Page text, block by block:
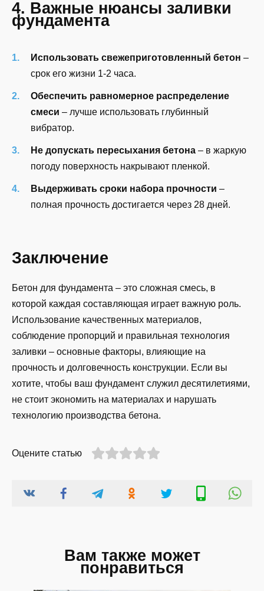
4. Важные нюансы заливки
фундамента
Использовать свежеприготовленный бетон –
срок его жизни 1-2 часа.
Обеспечить равномерное распределение
смеси – лучше использовать глубинный
вибратор.
Не допускать пересыхания бетона – в жаркую
погоду поверхность накрывают пленкой.
Выдерживать сроки набора прочности –
полная прочность достигается через 28 дней.
Заключение
Бетон для фундамента – это сложная смесь, в
которой каждая составляющая играет важную роль.
Использование качественных материалов,
соблюдение пропорций и правильная технология
заливки – основные факторы, влияющие на
прочность и долговечность конструкции. Если вы
хотите, чтобы ваш фундамент служил десятилетиями,
не стоит экономить на материалах и нарушать
технологию производства бетона.
Оцените статью
Вам также может
понравиться